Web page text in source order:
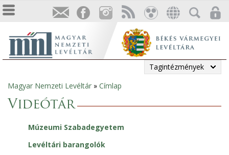
Tagintézmények
Jelenlegi
hely
Magyar Nemzeti Levéltár » Címlap
Videótár
Múzeumi Szabadegyetem
Levéltári barangolók